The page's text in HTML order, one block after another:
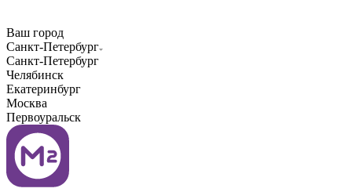
Ваш город
Санкт-Петербург
Санкт-Петербург
Челябинск
Екатеринбург
Москва
Первоуральск